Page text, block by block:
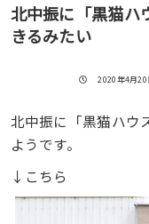
北中振に「黒猫ハ
きるみたい
投稿日
2020年4月20
北中振に「黒猫ハウ
ようです。
↓こちら